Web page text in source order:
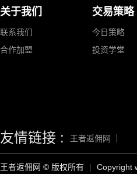
关于我们
联系我们
合作加盟
交易策略
今日策略
投资学堂
友情链接 : 王者返佣网
王者返佣网 © 版权所有 | Copyright